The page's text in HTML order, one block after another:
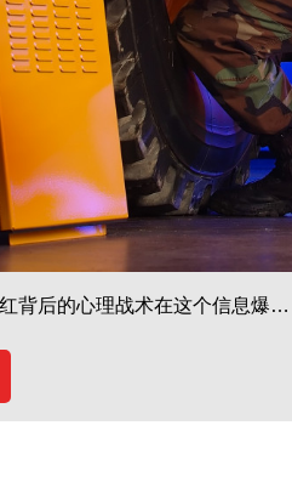
背后的心理战术在这个信息爆…